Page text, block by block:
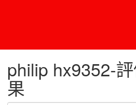
philip hx9352-
果